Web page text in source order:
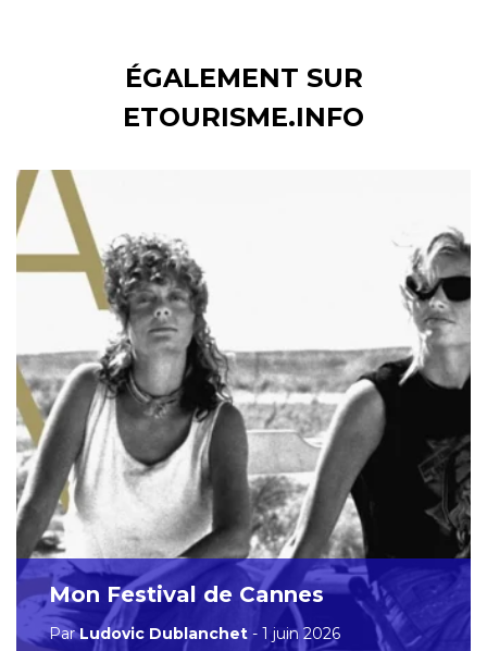
ÉGALEMENT SUR
ETOURISME.INFO
Mon Festival de Cannes
ParLudovic Dublanchet - 1 juin 2026